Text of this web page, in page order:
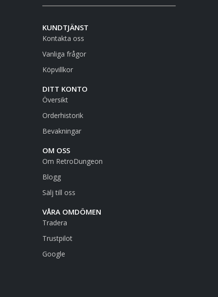
KUNDTJÄNST
Kontakta oss
Vanliga frågor
Köpvillkor
DITT KONTO
Översikt
Orderhistorik
Bevakningar
OM OSS
Om RetroDungeon
Blogg
Sälj till oss
VÅRA OMDÖMEN
Tradera
Trustpilot
Google